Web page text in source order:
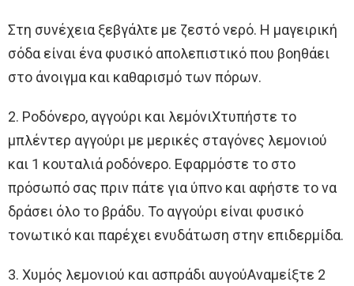
Στη συνέχεια ξεβγάλτε με ζεστό νερό. Η μαγειρική
σόδα είναι ένα φυσικό απολεπιστικό που βοηθάει
στο άνοιγμα και καθαρισμό των πόρων.
2. Ροδόνερο, αγγούρι και λεμόνιΧτυπήστε το
μπλέντερ αγγούρι με μερικές σταγόνες λεμονιού
και 1 κουταλιά ροδόνερο. Εφαρμόστε το στο
πρόσωπό σας πριν πάτε για ύπνο και αφήστε το να
δράσει όλο το βράδυ. Το αγγούρι είναι φυσικό
τονωτικό και παρέχει ενυδάτωση στην επιδερμίδα.
3. Χυμός λεμονιού και ασπράδι αυγούΑναμείξτε 2